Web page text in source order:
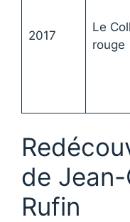
2017
Le
rouge
de
Rufin